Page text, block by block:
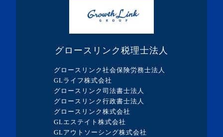
・2023年9月(5記事)
・2023年8月(13記事)
・2023年7月(9記事)
・2023年6月(1記事)
・2023年5月(3記事)
グロースリンク税理士法人
グロースリンク社会保険労務士法人
GLライフ株式会社
グロースリンク司法書士法人
グロースリンク行政書士法人
グロースリンク株式会社
GLエステイト株式会社
GLアウトソーシング株式会社